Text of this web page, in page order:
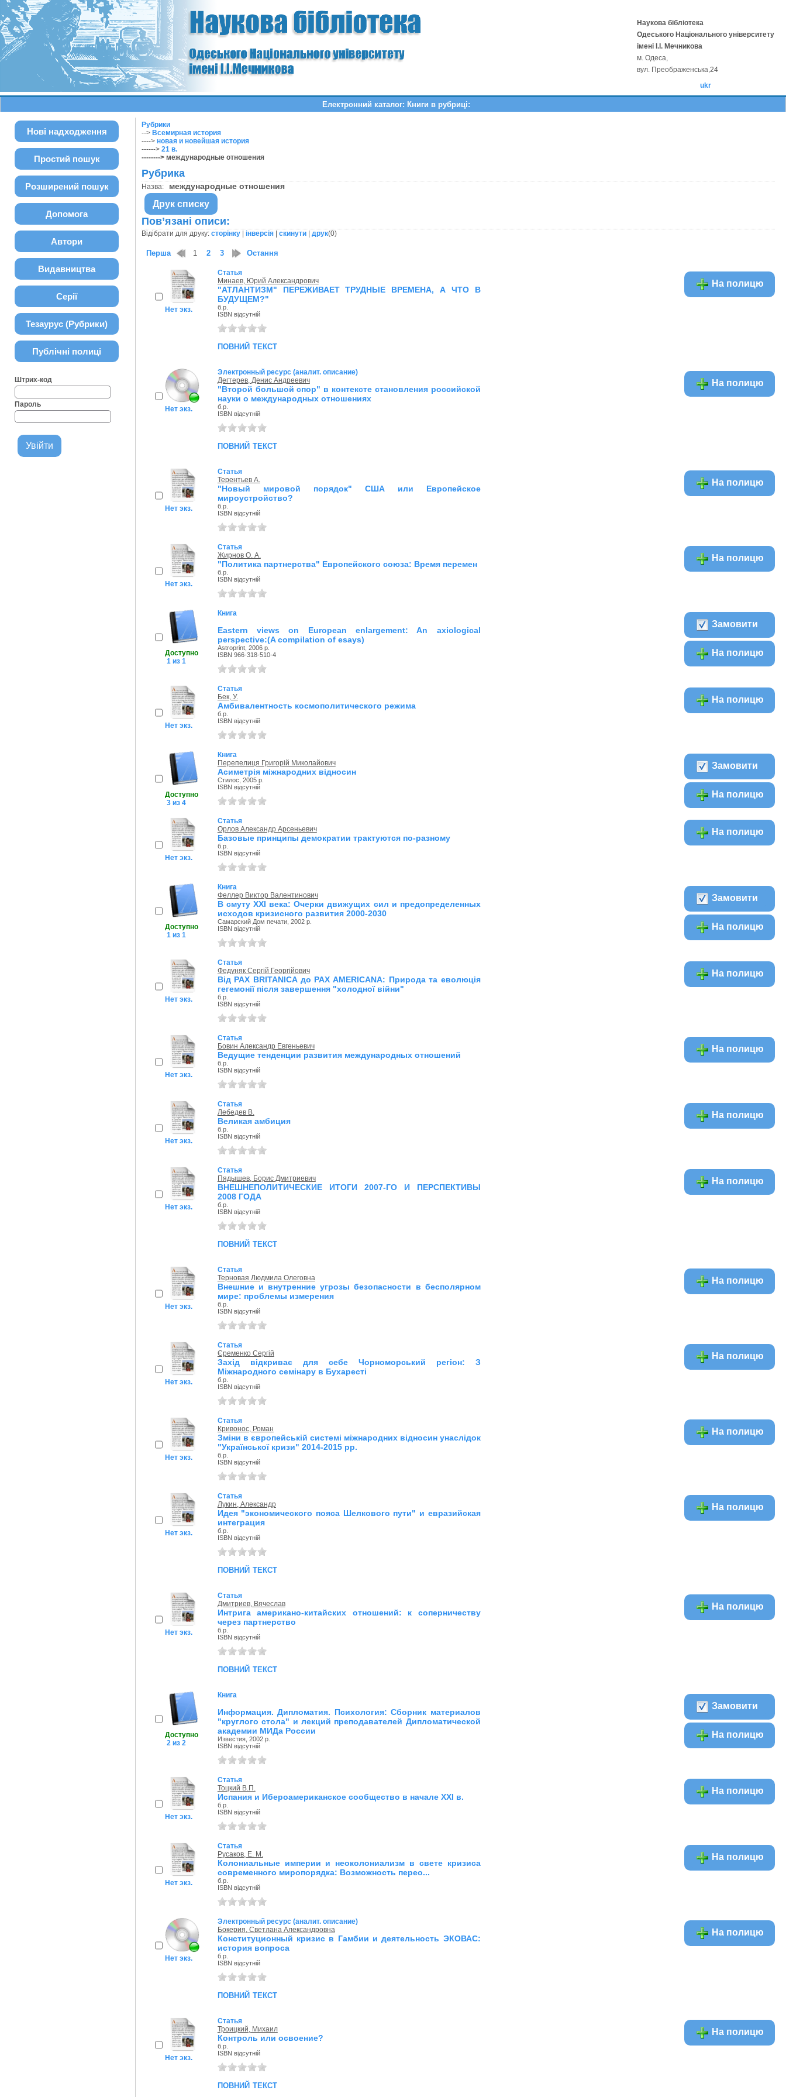
Наукова бібліотека
Одеського Національного університету
імені І.І. Мечникова
м. Одеса,
вул. Преображенська,24
ukr
Електронний каталог: Книги в рубриці:
Нові надходження
Простий пошук
Розширений пошук
Допомога
Автори
Видавництва
Серії
Тезаурус (Рубрики)
Публічні полиці
Штрих-код
Пароль
Рубрики
--> Всемирная история
----> новая и новейшая история
------> 21 в.
--------> международные отношения
Рубрика
Назва: международные отношения
Друк списку
Пов’язані описи:
Відібрати для друку: сторінку| інверсія| скинути| друк(0)
Перша 1 2 3 Остання
Нет экз.
Статья
Минаев, Юрий Александрович
"АТЛАНТИЗМ" ПЕРЕЖИВАЕТ ТРУДНЫЕ ВРЕМЕНА, А ЧТО В
БУДУЩЕМ?"
б.р.
ISBN відсутній
повний текст
На полицю
Нет экз.
Электронный ресурс (аналит. описание)
Дегтерев, Денис Андреевич
"Второй большой спор" в контексте становления российской
науки о международных отношениях
б.р.
ISBN відсутній
повний текст
На полицю
Нет экз.
Статья
Терентьев А.
"Новый мировой порядок" США или Европейское
мироустройство?
б.р.
ISBN відсутній
На полицю
Нет экз.
Статья
Жирнов О. А.
"Политика партнерства" Европейского союза: Время перемен
б.р.
ISBN відсутній
На полицю
Доступно
1 из 1
Книга
Eastern views on European enlargement: An axiological
perspective:(A compilation of esays)
Astroprint, 2006 р.
ISBN 966-318-510-4
Замовити
На полицю
Нет экз.
Статья
Бек, У.
Амбивалентность космополитического режима
б.р.
ISBN відсутній
На полицю
Доступно
3 из 4
Книга
Перепелиця Григорій Миколайович
Асиметрія міжнародних відносин
Стилос, 2005 р.
ISBN відсутній
Замовити
На полицю
Нет экз.
Статья
Орлов Александр Арсеньевич
Базовые принципы демократии трактуются по-разному
б.р.
ISBN відсутній
На полицю
Доступно
1 из 1
Книга
Феллер Виктор Валентинович
В смуту ХХІ века: Очерки движущих сил и предопределенных
исходов кризисного развития 2000-2030
Самарский Дом печати, 2002 р.
ISBN відсутній
Замовити
На полицю
Нет экз.
Статья
Федуняк Сергій Георгійович
Від PAX BRITANICA до PAX AMERICANA: Природа та еволюція
гегемонії після завершення "холодної війни"
б.р.
ISBN відсутній
На полицю
Нет экз.
Статья
Бовин Александр Евгеньевич
Ведущие тенденции развития международных отношений
б.р.
ISBN відсутній
На полицю
Нет экз.
Статья
Лебедев В.
Великая амбиция
б.р.
ISBN відсутній
На полицю
Нет экз.
Статья
Пядышев, Борис Дмитриевич
ВНЕШНЕПОЛИТИЧЕСКИЕ ИТОГИ 2007-ГО И ПЕРСПЕКТИВЫ
2008 ГОДА
б.р.
ISBN відсутній
повний текст
На полицю
Нет экз.
Статья
Терновая Людмила Олеговна
Внешние и внутренние угрозы безопасности в бесполярном
мире: проблемы измерения
б.р.
ISBN відсутній
На полицю
Нет экз.
Статья
Єременко Сергій
Захід відкриває для себе Чорноморський регіон: З
Міжнародного семінару в Бухаресті
б.р.
ISBN відсутній
На полицю
Нет экз.
Статья
Кривонос, Роман
Зміни в європейській системі міжнародних відносин унаслідок
"Української кризи" 2014-2015 рр.
б.р.
ISBN відсутній
На полицю
Нет экз.
Статья
Лукин, Александр
Идея "экономического пояса Шелкового пути" и евразийская
интеграция
б.р.
ISBN відсутній
повний текст
На полицю
Нет экз.
Статья
Дмитриев, Вячеслав
Интрига американо-китайских отношений: к соперничеству
через партнерство
б.р.
ISBN відсутній
повний текст
На полицю
Доступно
2 из 2
Книга
Информация. Дипломатия. Психология: Сборник материалов
"круглого стола" и лекций преподавателей Дипломатической
академии МИДа России
Известия, 2002 р.
ISBN відсутній
Замовити
На полицю
Нет экз.
Статья
Тоцкий В.П.
Испания и Ибероамериканское сообщество в начале XXI в.
б.р.
ISBN відсутній
На полицю
Нет экз.
Статья
Русаков, Е. М.
Колониальные империи и неоколониализм в свете кризиса
современного миропорядка: Возможность перео...
б.р.
ISBN відсутній
На полицю
Нет экз.
Электронный ресурс (аналит. описание)
Бокерия, Светлана Александровна
Конституционный кризис в Гамбии и деятельность ЭКОВАС:
история вопроса
б.р.
ISBN відсутній
повний текст
На полицю
Нет экз.
Статья
Троицкий, Михаил
Контроль или освоение?
б.р.
ISBN відсутній
повний текст
На полицю